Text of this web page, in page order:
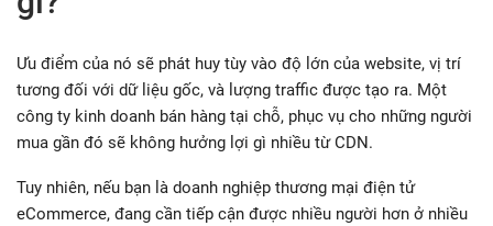
Ưu điểm của nó sẽ phát huy tùy vào độ lớn của website, vị trí
tương đối với dữ liệu gốc, và lượng traffic được tạo ra. Một
công ty kinh doanh bán hàng tại chỗ, phục vụ cho những người
mua gần đó sẽ không hưởng lợi gì nhiều từ CDN.
Tuy nhiên, nếu bạn là doanh nghiệp thương mại điện tử
eCommerce, đang cần tiếp cận được nhiều người hơn ở nhiều